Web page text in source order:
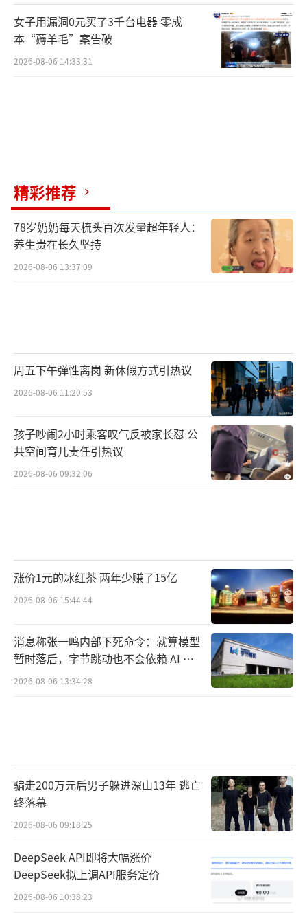
女子用漏洞0元买了3千台电器 零成
本“薅羊毛”案告破
2026-08-06 14:33:31
精彩推荐
78岁奶奶每天梳头百次发量超年轻人：
养生贵在长久坚持
2026-08-06 13:37:09
周五下午弹性离岗 新休假方式引热议
2026-08-06 11:20:53
孩子吵闹2小时乘客叹气反被家长怼 公
共空间育儿责任引热议
2026-08-06 09:32:06
涨价1元的冰红茶 两年少赚了15亿
2026-08-06 15:44:44
消息称张一鸣内部下死命令：就算模型
暂时落后，字节跳动也不会依赖 AI 蒸
馏技术
2026-08-06 13:34:28
骗走200万元后男子躲进深山13年 逃亡
终落幕
2026-08-06 09:18:25
DeepSeek API即将大幅涨价
DeepSeek拟上调API服务定价
2026-08-06 10:38:23